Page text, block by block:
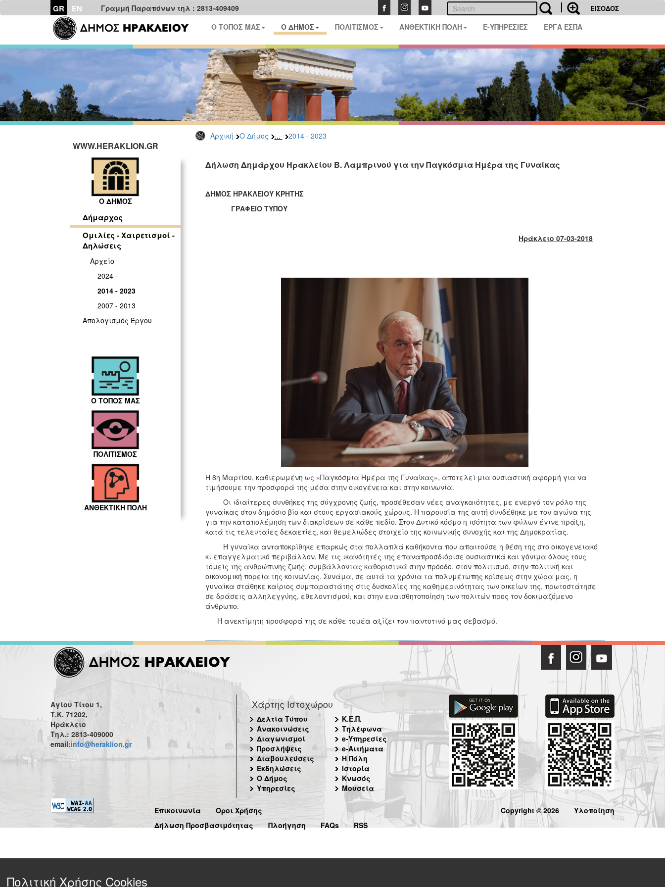
GR EN Γραμμή Παραπόνων τηλ : 2813-409409 ΕΙΣΟΔΟΣ
Ο ΤΟΠΟΣ ΜΑΣ Ο ΔΗΜΟΣ ΠΟΛΙΤΙΣΜΟΣ ΑΝΘΕΚΤΙΚΗ ΠΟΛΗ E-ΥΠΗΡΕΣΙΕΣ ΕΡΓΑ ΕΣΠΑ
Αρχική Ο Δήμος ... 2014 - 2023
WWW.HERAKLION.GR
Ο ΔΗΜΟΣ
Δήμαρχος
Ομιλίες - Χαιρετισμοί -
Δηλώσεις
Αρχείο
2024 -
2014 - 2023
2007 - 2013
Απολογισμός Έργου
Ο ΤΟΠΟΣ ΜΑΣ
ΠΟΛΙΤΙΣΜΟΣ
ΑΝΘΕΚΤΙΚΗ ΠΟΛΗ
Δήλωση Δημάρχου Ηρακλείου Β. Λαμπρινού για την Παγκόσμια Ημέρα της Γυναίκας
ΔΗΜΟΣ ΗΡΑΚΛΕΙΟΥ ΚΡΗΤΗΣ
ΓΡΑΦΕΙΟ ΤΥΠΟΥ
Ηράκλειο 07-03-2018
Η 8η Μαρτίου, καθιερωμένη ως «Παγκόσμια Ημέρα της Γυναίκας», αποτελεί μια ουσιαστική αφορμή για να
τιμήσουμε την προσφορά της μέσα στην οικογένεια και στην κοινωνία.
Οι ιδιαίτερες συνθήκες της σύγχρονης ζωής, προσέθεσαν νέες αναγκαιότητες, με ενεργό τον ρόλο της
γυναίκας στον δημόσιο βίο και στους εργασιακούς χώρους. Η παρουσία της αυτή συνδέθηκε με τον αγώνα της
για την καταπολέμηση των διακρίσεων σε κάθε πεδίο. Στον Δυτικό κόσμο η ισότητα των φύλων έγινε πράξη,
κατά τις τελευταίες δεκαετίες, και θεμελιώδες στοιχείο της κοινωνικής συνοχής και της Δημοκρατίας.
Η γυναίκα ανταποκρίθηκε επαρκώς στα πολλαπλά καθήκοντα που απαιτούσε η θέση της στο οικογενειακό
κι επαγγελματικό περιβάλλον. Με τις ικανότητές της επαναπροσδιόρισε ουσιαστικά και γόνιμα όλους τους
τομείς της ανθρώπινης ζωής, συμβάλλοντας καθοριστικά στην πρόοδο, στον πολιτισμό, στην πολιτική και
οικονομική πορεία της κοινωνίας. Συνάμα, σε αυτά τα χρόνια τα πολυμέτωπης κρίσεως στην χώρα μας, η
γυναίκα στάθηκε καίριος συμπαραστάτης στις δυσκολίες της καθημερινότητας των οικείων της, πρωτοστάτησε
σε δράσεις αλληλεγγύης, εθελοντισμού, και στην ευαισθητοποίηση των πολιτών προς τον δοκιμαζόμενο
άνθρωπο.
Η ανεκτίμητη προσφορά της σε κάθε τομέα αξίζει τον παντοτινό μας σεβασμό.
Αγίου Τίτου 1,
Τ.Κ. 71202,
Ηράκλειο
Τηλ.: 2813-409000
email:info@heraklion.gr
Χάρτης Ιστοχώρου
Δελτία Τύπου
Ανακοινώσεις
Διαγωνισμοί
Προσλήψεις
Διαβουλεύσεις
Εκδηλώσεις
Ο Δήμος
Υπηρεσίες
Κ.Ε.Π.
Τηλέφωνα
e-Υπηρεσίες
e-Αιτήματα
Η Πόλη
Ιστορία
Κνωσός
Μουσεία
Επικοινωνία
Όροι Χρήσης
Δήλωση Προσβασιμότητας
Πλοήγηση FAQs RSS
Copyright © 2026 Υλοποίηση
Πολιτική Χρήσης Cookies